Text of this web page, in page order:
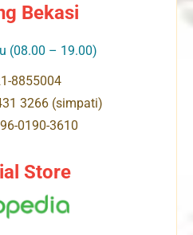
Bekasi
(08.00 – 19.00)
8855004
3266 (simpati)
0190-3610
Store